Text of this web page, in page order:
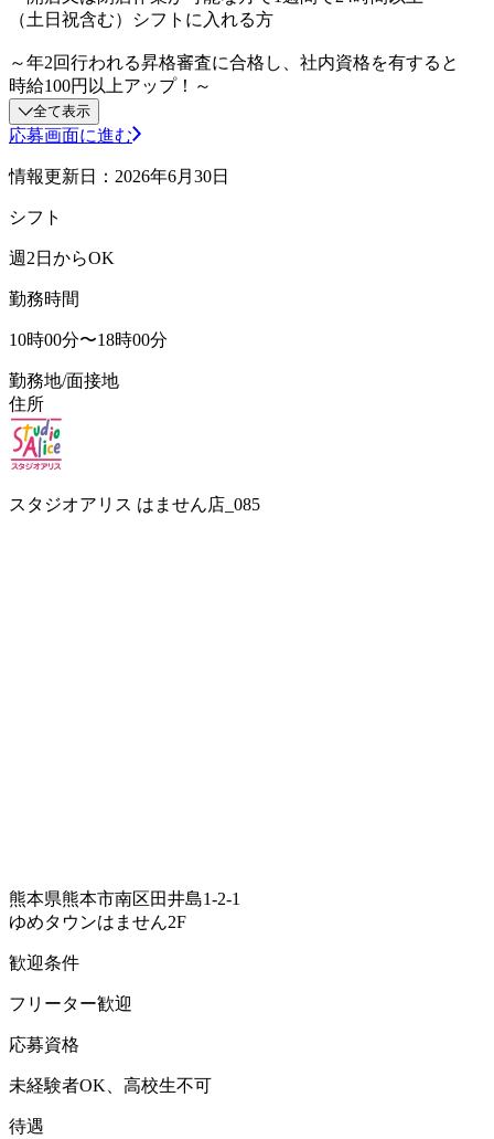
（土日祝含む）シフトに入れる方
～年2回行われる昇格審査に合格し、社内資格を有すると
時給100円以上アップ！～
全て表示
応募画面に進む
情報更新日：2026年6月30日
シフト
週2日からOK
勤務時間
10時00分〜18時00分
勤務地/面接地
住所
スタジオアリス はません店_085
熊本県熊本市南区田井島1-2-1
ゆめタウンはません2F
歓迎条件
フリーター歓迎
応募資格
未経験者OK、高校生不可
待遇